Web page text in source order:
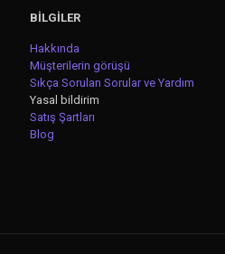
BİLGİLER
Hakkında
Müşterilerin görüşü
Sıkça Sorulan Sorular ve Yardım
Yasal bildirim
Satış Şartları
Blog